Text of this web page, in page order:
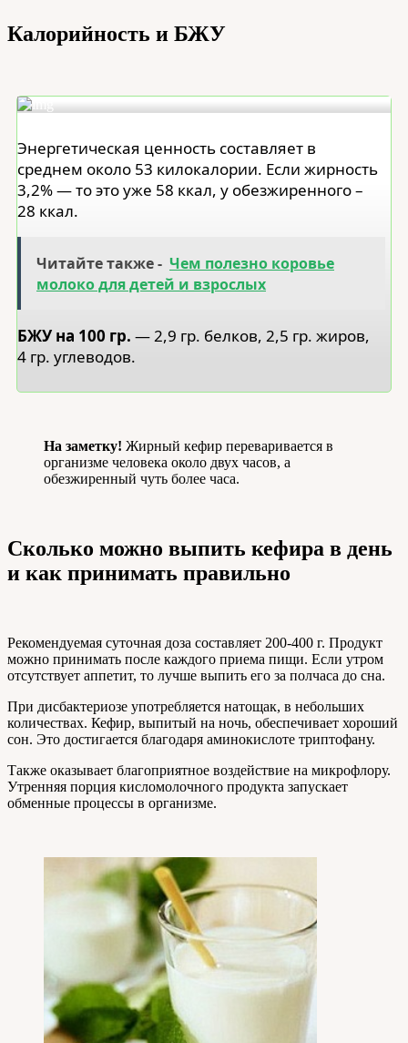
Калорийность и БЖУ
Энергетическая ценность составляет в
среднем около 53 килокалории. Если жирность
3,2% — то это уже 58 ккал, у обезжиренного –
28 ккал.
Читайте также - Чем полезно коровье
молоко для детей и взрослых
БЖУ на 100 гр. — 2,9 гр. белков, 2,5 гр. жиров,
4 гр. углеводов.
На заметку! Жирный кефир переваривается в
организме человека около двух часов, а
обезжиренный чуть более часа.
Сколько можно выпить кефира в день
и как принимать правильно
Рекомендуемая суточная доза составляет 200-400 г. Продукт
можно принимать после каждого приема пищи. Если утром
отсутствует аппетит, то лучше выпить его за полчаса до сна.
При дисбактериозе употребляется натощак, в небольших
количествах. Кефир, выпитый на ночь, обеспечивает хороший
сон. Это достигается благодаря аминокислоте триптофану.
Также оказывает благоприятное воздействие на микрофлору.
Утренняя порция кисломолочного продукта запускает
обменные процессы в организме.